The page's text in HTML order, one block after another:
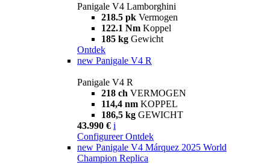
Panigale V4 Lamborghini
218.5 pk Vermogen
122.1 Nm Koppel
185 kg Gewicht
Ontdek
new Panigale V4 R
Panigale V4 R
218 ch VERMOGEN
114,4 nm KOPPEL
186,5 kg GEWICHT
43.990 € i
Configureer Ontdek
new Panigale V4 Márquez 2025 World
Champion Replica